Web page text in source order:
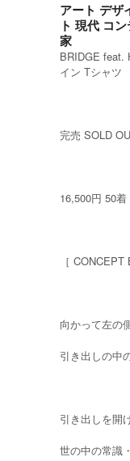
アート デザ
ト 現代 コ
家
BRIDGE feat.
イン Tシャツ
完売 SOLD
16,500円 50
［ CONCEPT
向かって左の
引き出しの中
引き出しを開
世の中の常識